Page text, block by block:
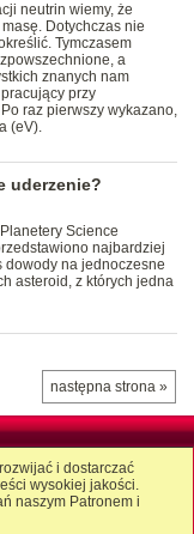
neutrin wiemy, że
Dotychczas nie
Tymczasem
a
znanych nam
przy
raz pierwszy wykazano,
(eV).
uderzenie?
Science
najbardziej
dowody na jednoczesne
asteroid, z których jedna
następna strona »
i dostarczać
wysokiej jakości.
naszym Patronem i